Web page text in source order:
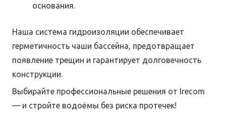
основания.
Наша система гидроизоляции обеспечивает
герметичность чаши бассейна, предотвращает
появление трещин и гарантирует долговечность
конструкции.
Выбирайте профессиональные решения от Irecom
— и стройте водоёмы без риска протечек!